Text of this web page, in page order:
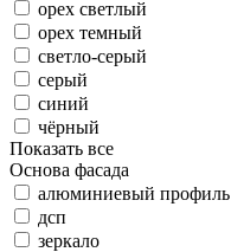
орех светлый
орех темный
светло-серый
серый
синий
чёрный
Показать все
Основа фасада
алюминиевый профиль
дсп
зеркало